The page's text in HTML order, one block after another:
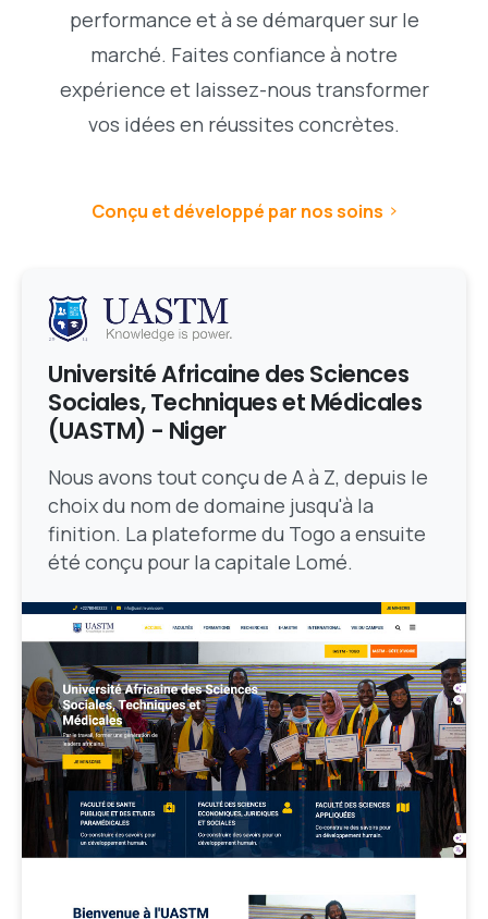
performance et à se démarquer sur le
marché. Faites confiance à notre
expérience et laissez-nous transformer
vos idées en réussites concrètes.
Conçu et développé par nos soins
Université Africaine des Sciences
Sociales, Techniques et Médicales
(UASTM) - Niger
Nous avons tout conçu de A à Z, depuis le
choix du nom de domaine jusqu'à la
finition. La plateforme du Togo a ensuite
été conçu pour la capitale Lomé.